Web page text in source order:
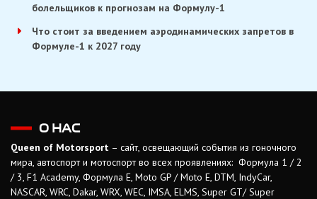
болельщиков к прогнозам на Формулу-1
Что стоит за введением аэродинамических запретов в
Формуле-1 к 2027 году
О НАС
Queen of Motorsport – сайт, освещающий события из гоночного
мира, автоспорт и мотоспорт во всех проявлениях: Формула 1 / 2
/ 3, F1 Academy, Формула Е, Moto GP / Moto E, DTM, IndyCar,
NASCAR, WRC, Dakar, WRX, WEC, IMSA, ELMS, Super GT/ Super